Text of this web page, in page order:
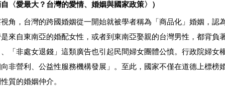
〈愛最大？台灣的愛情、婚姻與國家政策〉）
角，台灣的跨國婚姻從一開始就被學者稱為「商品化」婚姻，認
來自東南亞的婚配女性，或者到東南亞娶親的台灣男性，都背負
「非處女退錢」這類廣告也引起民間婦女團體公憤。行政院婦女
非營利、公益性服務機構發展」。至此，國家不僅在道德上標榜
質的婚姻仲介。